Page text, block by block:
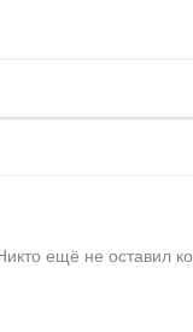
ещё не оставил